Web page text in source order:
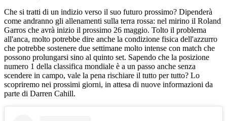
Che si tratti di un indizio verso il suo futuro prossimo? Dipenderà
come andranno gli allenamenti sulla terra rossa: nel mirino il Roland
Garros che avrà inizio il prossimo 26 maggio. Tolto il problema
all'anca, molto potrebbe dire anche la condizione fisica dell'azzurro
che potrebbe sostenere due settimane molto intense con match che
possono prolungarsi sino al quinto set. Sapendo che la posizione
numero 1 della classifica mondiale è a un passo anche senza
scendere in campo, vale la pena rischiare il tutto per tutto? Lo
scopriremo nei prossimi giorni, in attesa di nuove informazioni da
parte di Darren Cahill.